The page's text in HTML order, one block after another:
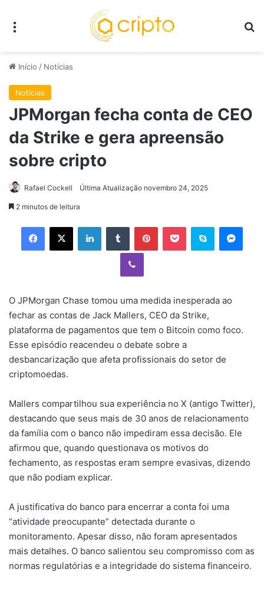
Início / Notícias
Notícias
JPMorgan fecha conta de CEO
da Strike e gera apreensão
sobre cripto
Rafael Cockell Última Atualização novembro 24, 2025
2 minutos de leitura
Facebook
X LinkedinTumblr PinterestPocket Skype
Viber
O JPMorgan Chase tomou uma medida inesperada ao
fechar as contas de Jack Mallers, CEO da Strike,
plataforma de pagamentos que tem o Bitcoin como foco.
Esse episódio reacendeu o debate sobre a
desbancarização que afeta profissionais do setor de
criptomoedas.
Mallers compartilhou sua experiência no X (antigo Twitter),
destacando que seus mais de 30 anos de relacionamento
da família com o banco não impediram essa decisão. Ele
afirmou que, quando questionava os motivos do
fechamento, as respostas eram sempre evasivas, dizendo
que não podiam explicar.
A justificativa do banco para encerrar a conta foi uma
“atividade preocupante” detectada durante o
monitoramento. Apesar disso, não foram apresentados
mais detalhes. O banco salientou seu compromisso com as
normas regulatórias e a integridade do sistema financeiro.